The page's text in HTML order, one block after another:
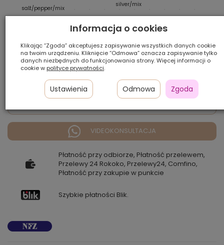
salt/pepper/mix
silver/mix
1 850,00 zł
VIDEOKONSULTACJA
Płatność przy odbiorze, Płatność przelewem,
Przelewy 24 Rokoko, Przelewy24, Comfino,
Płatność przy zakupie w punkcie
Szybkie płatności Blik.
Informacja o cookies
Klikając “Zgoda” akceptujesz zapisywanie wszystkich danych cookie
na twoim urządzeniu. Kliknięcie “Odmowa” oznacza zapisywanie tylko
danych niezbędnych do funkcjonowania strony. Więcej informacji o
cookie w polityce prywatności.
Ustawienia Odmowa Zgoda